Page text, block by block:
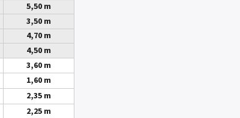
5,50 m
3,50 m
4,70 m
4,50 m
3,60 m
1,60 m
2,35 m
2,25 m